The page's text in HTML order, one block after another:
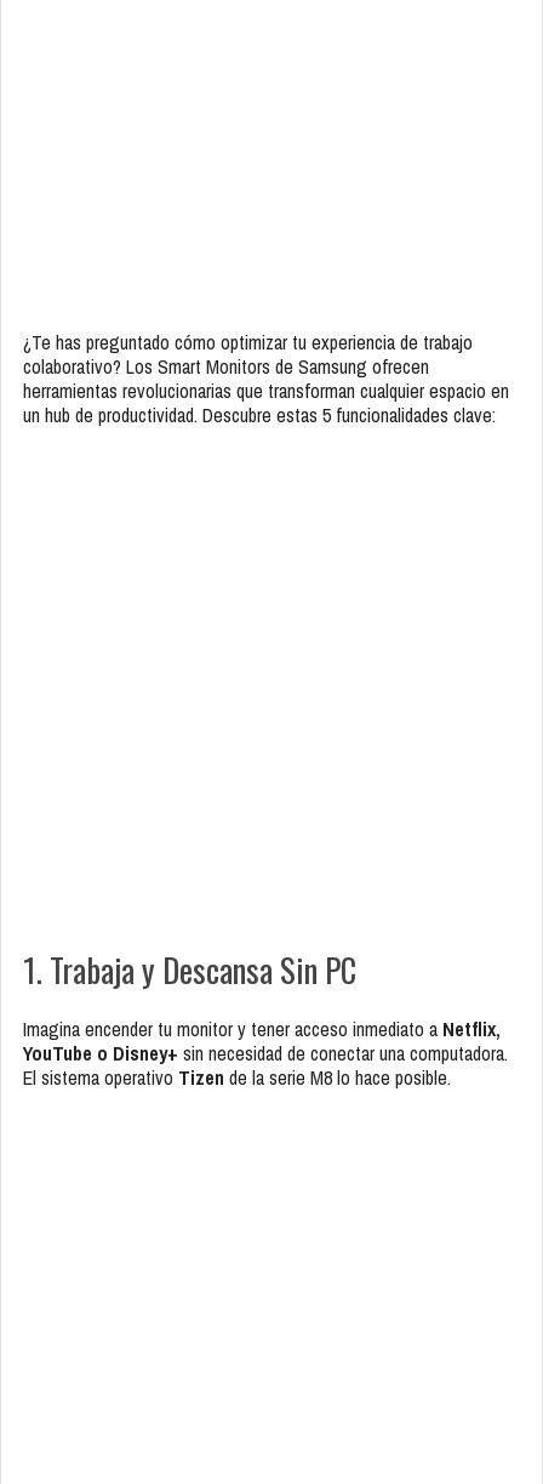
¿Te has preguntado cómo optimizar tu experiencia de trabajo
colaborativo? Los Smart Monitors de Samsung ofrecen
herramientas revolucionarias que transforman cualquier espacio en
un hub de productividad. Descubre estas 5 funcionalidades clave:
1. Trabaja y Descansa Sin PC
Imagina encender tu monitor y tener acceso inmediato a Netflix,
YouTube o Disney+ sin necesidad de conectar una computadora.
El sistema operativo Tizen de la serie M8 lo hace posible.